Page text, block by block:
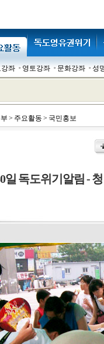
강좌 영토강좌 문화강좌 성
> 주요활동 > 국민홍보
일 독도위기알림 -